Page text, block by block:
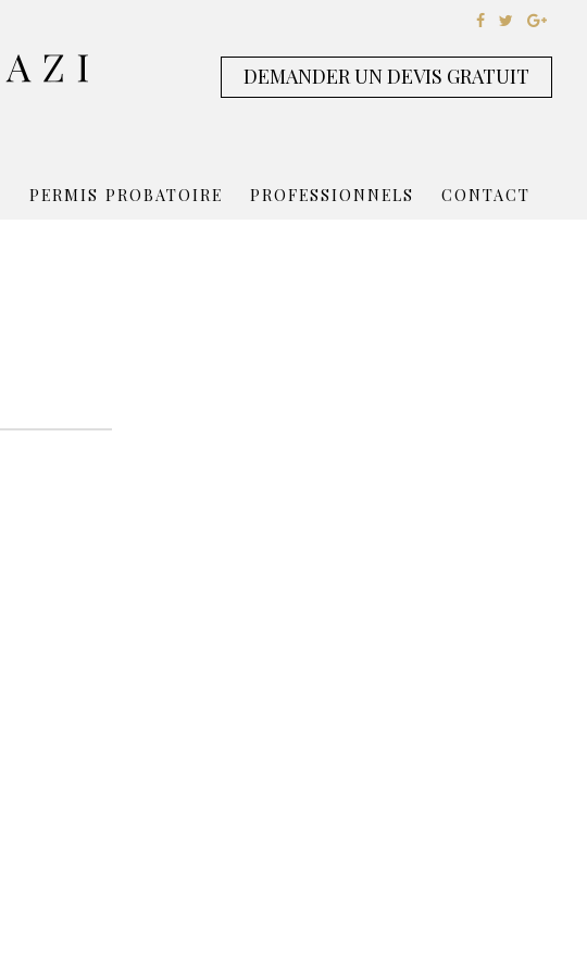
DEMANDER UN DEVIS GRATUIT
PERMIS PROBATOIRE PROFESSIONNELS CONTACT